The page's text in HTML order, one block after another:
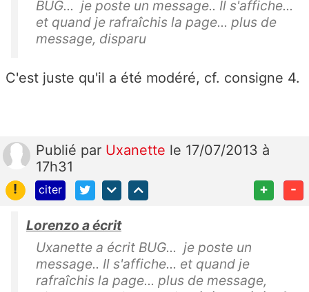
BUG... je poste un message.. Il s'affiche...
et quand je rafraîchis la page... plus de
message, disparu
C'est juste qu'il a été modéré, cf. consigne 4.
Publié par Uxanette le 17/07/2013 à
17h31
!
citer + -
Lorenzo a écrit
Uxanette a écrit BUG... je poste un
message.. Il s'affiche... et quand je
rafraîchis la page... plus de message,